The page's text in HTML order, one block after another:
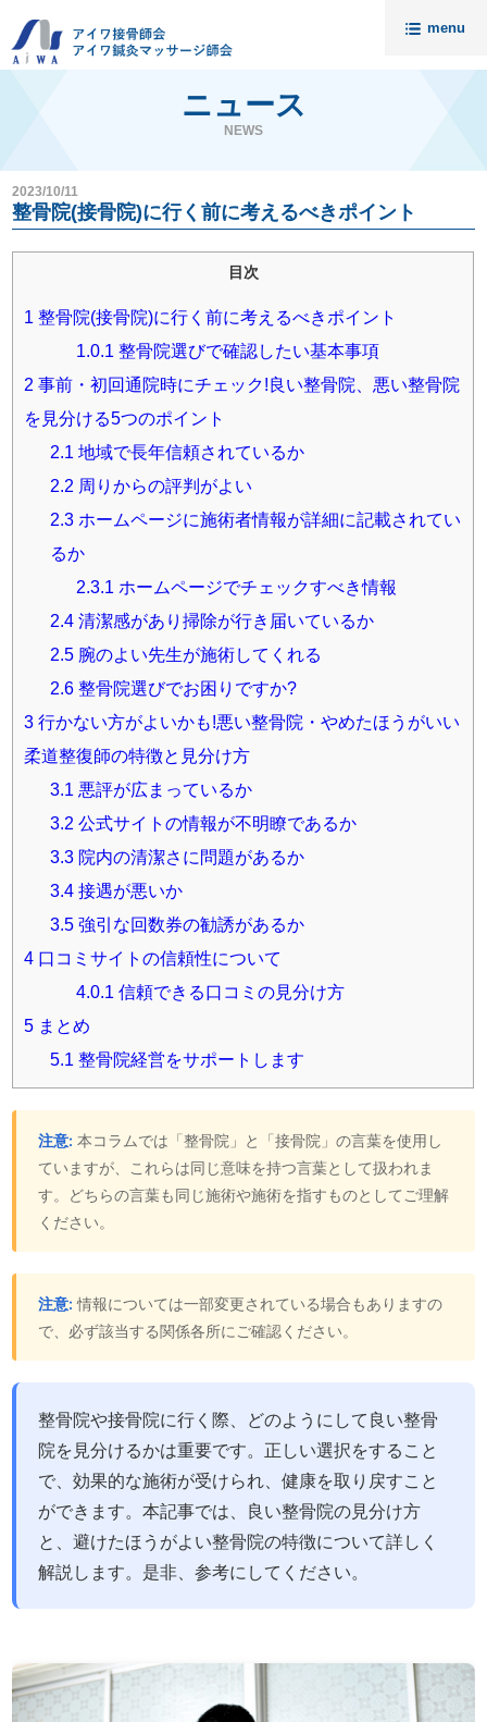
menu
アイワについて
請求代行・開業支援
セミナー
料金
無料相談
会員様の声
アイワ鍼灸マッサージ師会 資料請求・お問い合わせ
代理店募集
こちら
開業前の方に！個別無料コンサル実施中
平日 9:00~19:00土 9:00~18:00まで受付(日・祝除く)
ニュース
NEWS
2023/10/11
整骨院(接骨院)に行く前に考えるべきポイント
目次
1 整骨院(接骨院)に行く前に考えるべきポイント
1.0.1 整骨院選びで確認したい基本事項
2 事前・初回通院時にチェック!良い整骨院、悪い整骨院
を見分ける5つのポイント
2.1 地域で長年信頼されているか
2.2 周りからの評判がよい
2.3 ホームページに施術者情報が詳細に記載されてい
るか
2.3.1 ホームページでチェックすべき情報
2.4 清潔感があり掃除が行き届いているか
2.5 腕のよい先生が施術してくれる
2.6 整骨院選びでお困りですか?
3 行かない方がよいかも!悪い整骨院・やめたほうがいい
柔道整復師の特徴と見分け方
3.1 悪評が広まっているか
3.2 公式サイトの情報が不明瞭であるか
3.3 院内の清潔さに問題があるか
3.4 接遇が悪いか
3.5 強引な回数券の勧誘があるか
4 口コミサイトの信頼性について
4.0.1 信頼できる口コミの見分け方
5 まとめ
5.1 整骨院経営をサポートします
注意: 本コラムでは「整骨院」と「接骨院」の言葉を使用し
ていますが、これらは同じ意味を持つ言葉として扱われま
す。どちらの言葉も同じ施術や施術を指すものとしてご理解
ください。
注意: 情報については一部変更されている場合もありますの
で、必ず該当する関係各所にご確認ください。
整骨院や接骨院に行く際、どのようにして良い整骨
院を見分けるかは重要です。正しい選択をすること
で、効果的な施術が受けられ、健康を取り戻すこと
ができます。本記事では、良い整骨院の見分け方
と、避けたほうがよい整骨院の特徴について詳しく
解説します。是非、参考にしてください。